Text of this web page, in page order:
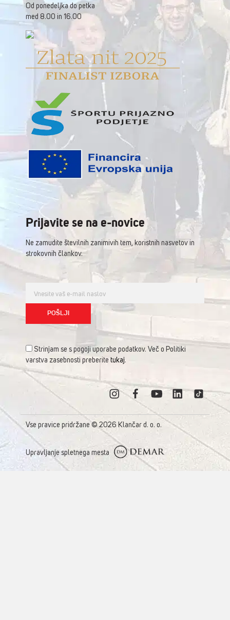
Od ponedeljka do petka
med 8.00 in 16.00
Prijavite se na e-novice
Ne zamudite številnih zanimivih tem, koristnih nasvetov in
strokovnih člankov.
Strinjam se s pogoji uporabe podatkov. Več o Politiki
varstva zasebnosti preberite tukaj.
Vse pravice pridržane © 2026 Klančar d. o. o.
Upravljanje spletnega mesta